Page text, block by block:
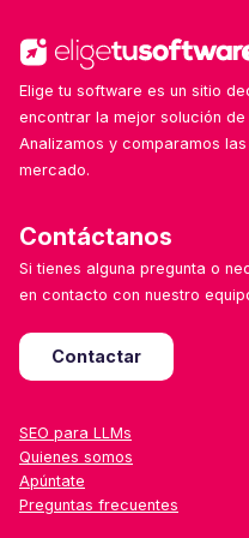
Elige tu software es un sitio
encontrar la mejor solución
Analizamos y comparamos
mercado.
Contáctanos
Si tienes alguna pregunta o
en contacto con nuestro
Contactar
SEO para LLMs
Quienes somos
Apúntate
Preguntas frecuentes